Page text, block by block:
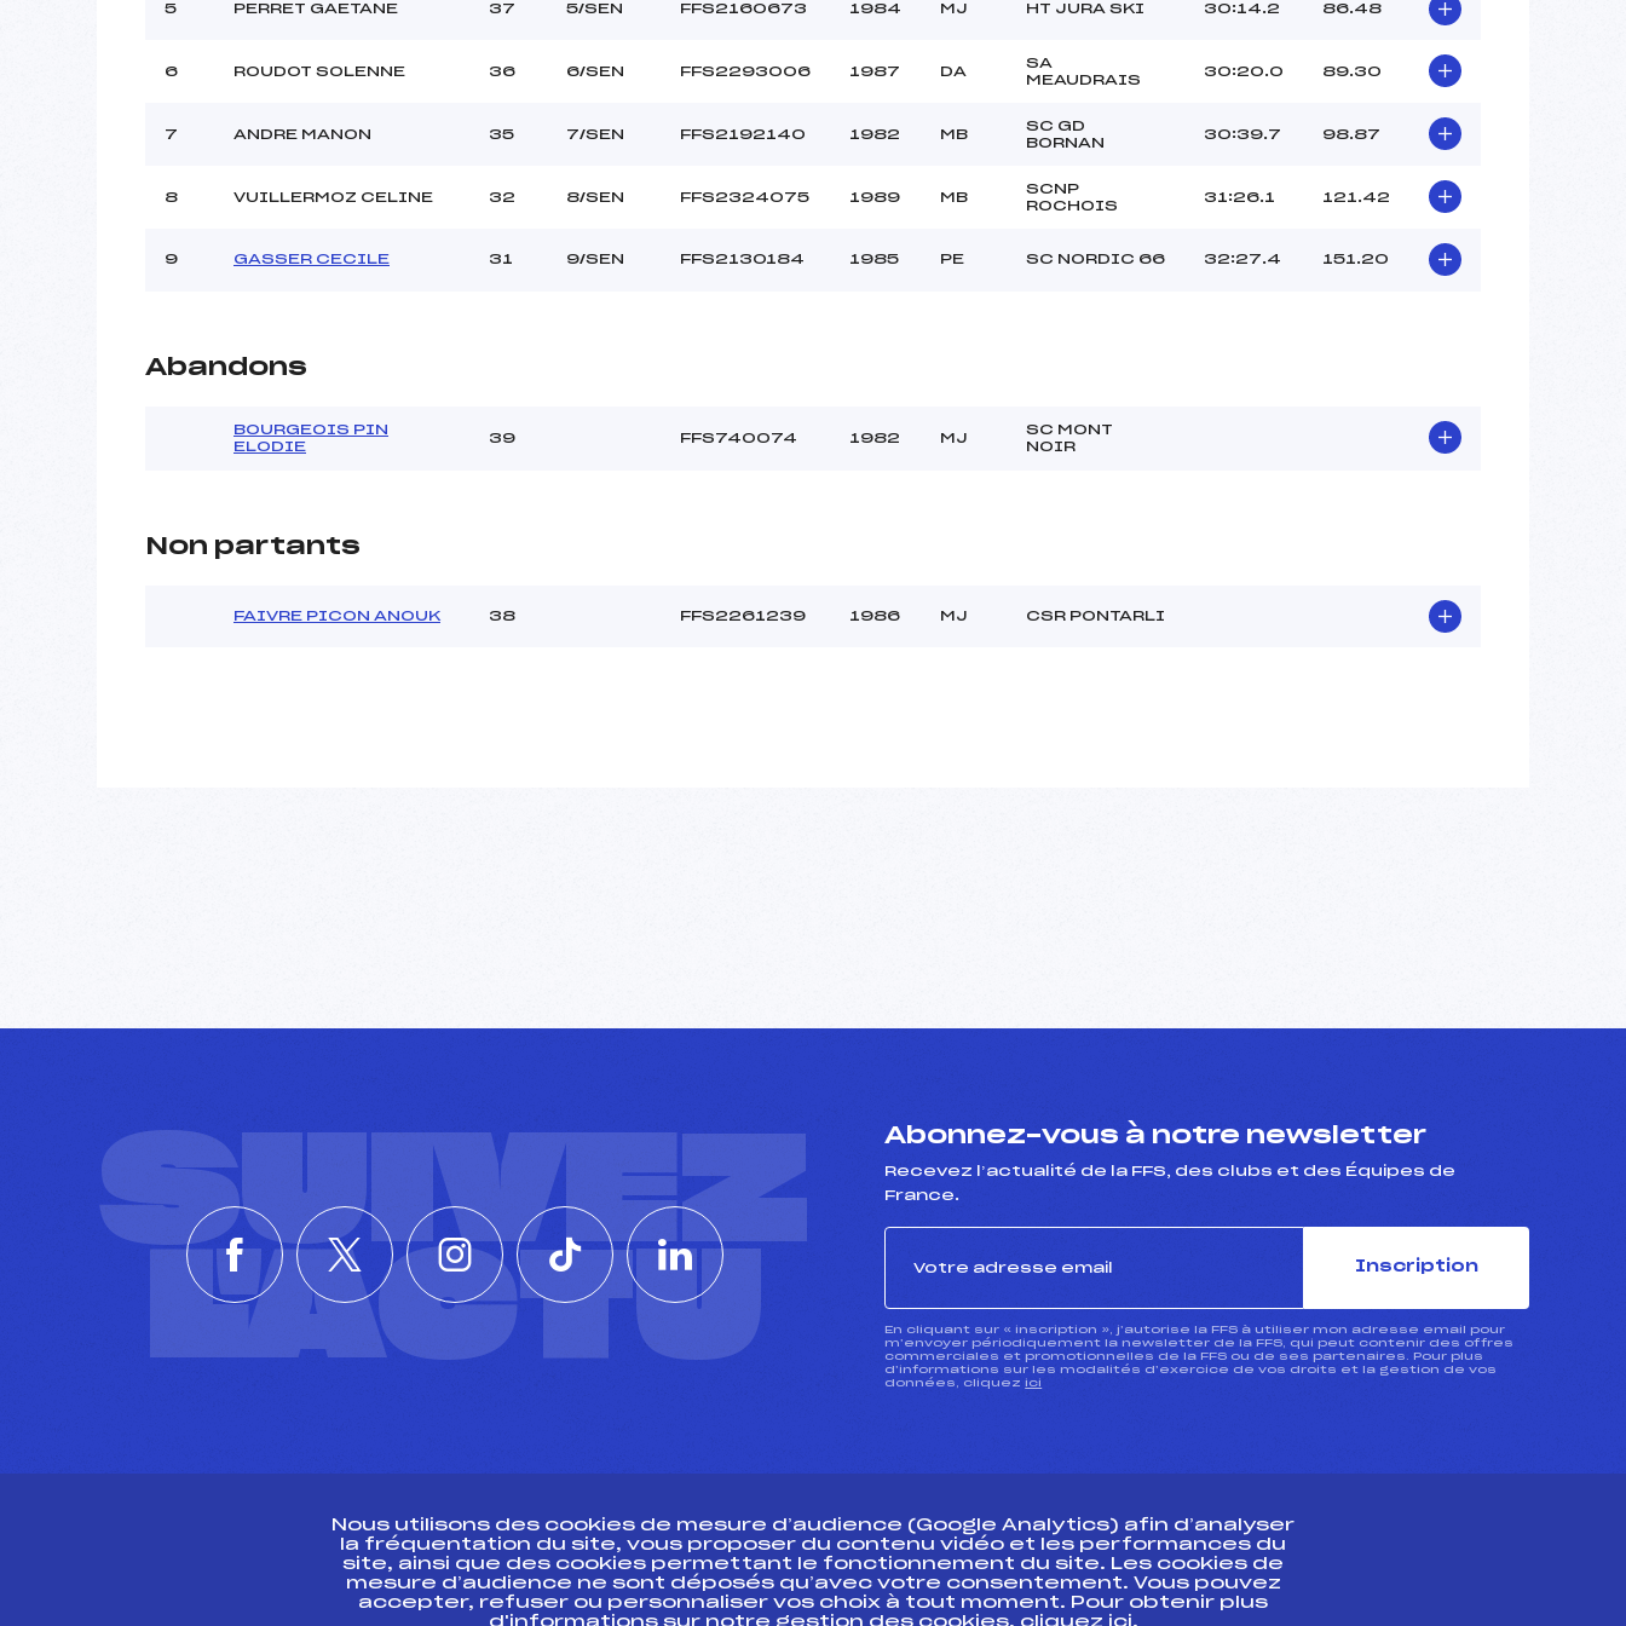
5 PERRET GAETANE 37 5/SEN FFS2160673 1984 MJ HT JURA SKI 30:14.2 86.48
6 ROUDOT SOLENNE 36 6/SEN FFS2293006 1987 DA
SA
MEAUDRAIS
30:20.0 89.30
7 ANDRE MANON 35 7/SEN FFS2192140 1982 MB
SC GD
BORNAN
30:39.7 98.87
8 VUILLERMOZ CELINE 32 8/SEN FFS2324075 1989 MB
SCNP
ROCHOIS
31:26.1 121.42
9 GASSER CECILE 31 9/SEN FFS2130184 1985 PE SC NORDIC 66 32:27.4 151.20
Abandons
BOURGEOIS PIN
ELODIE
39 FFS740074 1982 MJ
SC MONT
NOIR
Non partants
FAIVRE PICON ANOUK 38 FFS2261239 1986 MJ CSR PONTARLI
SUIVEZ
L'ACTU
Abonnez-vous à notre newsletter
Recevez l’actualité de la FFS, des clubs et des Équipes de
France.
Inscription
En cliquant sur « inscription », j’autorise la FFS à utiliser mon adresse email pour
m’envoyer périodiquement la newsletter de la FFS, qui peut contenir des offres
commerciales et promotionnelles de la FFS ou de ses partenaires. Pour plus
d’informations sur les modalités d’exercice de vos droits et la gestion de vos
données, cliquez ici
Ressources
Pass’Neige
Pôle vie de l’athlète
Nous utilisons des cookies de mesure d’audience (Google Analytics) afin d’analyser
la fréquentation du site, vous proposer du contenu vidéo et les performances du
site, ainsi que des cookies permettant le fonctionnement du site. Les cookies de
mesure d’audience ne sont déposés qu’avec votre consentement. Vous pouvez
accepter, refuser ou personnaliser vos choix à tout moment. Pour obtenir plus
d'informations sur notre gestion des cookies, cliquez ici.